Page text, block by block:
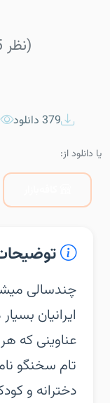
(955 نظر)
379 دانلود
یا دانلود از:
چندسالی
ایرانیان
عناوینی که
تام سخنگو
دخترانه و